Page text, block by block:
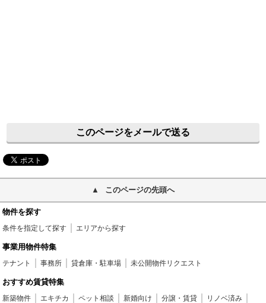
このページをメールで送る
このページの先頭へ
物件を探す
条件を指定して探す エリアから探す
事業用物件特集
テナント 事務所 貸倉庫・駐車場 未公開物件リクエスト
おすすめ賃貸特集
新築物件 エキチカ ペット相談 新婚向け 分譲・賃貸
リノベ済み